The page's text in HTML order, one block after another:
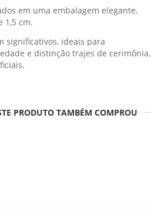
em uma embalagem elegante,
1,5 cm.
significativos, ideais para
e distinção trajes de cerimônia,
PRODUTO TAMBÉM COMPROU